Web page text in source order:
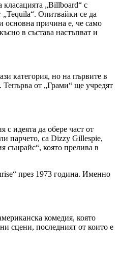
„Billboard“ с
Опитвайки се да
основна причина е, че само
в състава настъпват и
категория, но на първите в
от „Грами“ ще учредят
идеята да обере част от
парчето, са Dizzy Gillespie,
сънрайс“, която прелива в
през 1973 година. Именно
комедия, която
сцени, последният от които е